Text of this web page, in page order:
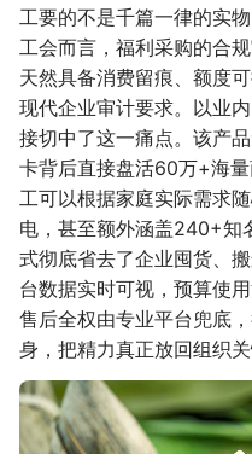
工要的不是千篇一律的实
工会而言，福利采购的合
天然具备消费留痕、额度
现代企业审计要求。以业
接切中了这一痛点。该产
卡背后直接盘活60万+海
工可以根据家庭实际需求
电，甚至额外涵盖240+知
式彻底省去了企业囤货、
台数据实时可视，预算使
售后全权由专业平台兜底
身，把精力真正放回组织关